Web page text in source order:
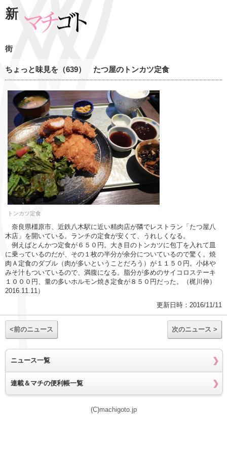
新
街
ちょっと味見を（639） たつ屋のトンカツ定食
トンカツ定食
奈良県橿原市、近鉄八木駅に近い精肉店が隣でレストラン「たつ屋八
木店」を開いている。ランチの定食が安くて、うれしくなる。
例えばとんかつ定食が６５０円。大き目のトンカツに包丁を入れて皿
に乗っているのだが、その１枚の半分が余分についているので驚く。焼
肉Ａ定食のダブル（肉が多いということだろう）が１１５０円。小鉢や
みそ汁もついているので、満腹になる。脂分が多めのサイコロステーキ
１０００円、量の多いホルモン焼き定食が８５０円だった。（梶川伸）
2016.11.11）
更新日時：2016/11/11
<前のニュース 次のニュース >
ニュース一覧
連載＆マチの便利帳一覧
(C)machigoto.jp